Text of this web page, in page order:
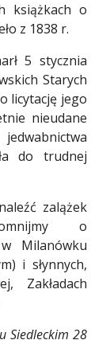
książkach o
z 1838 r.
5 stycznia
Starych
licytację jego
nieudane
do trudnej
zalążek
o
Milanówku
i słynnych,
Zakładach
Siedleckim 28